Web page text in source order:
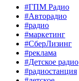
#ГПМ Радио
#Авторадио
#радио
#маркетинг
#СберЛизинг
#реклама
#Детское радио
#радиостанция